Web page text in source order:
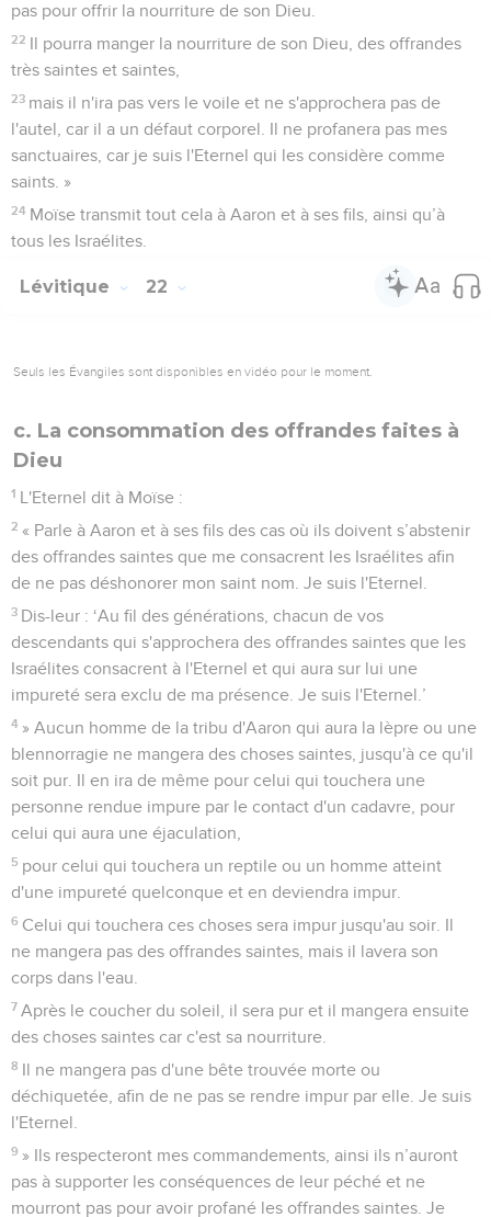
pas pour offrir la nourriture de son Dieu.
22 Il pourra manger la nourriture de son Dieu, des offrandes
très saintes et saintes,
23 mais il n'ira pas vers le voile et ne s'approchera pas de
l'autel, car il a un défaut corporel. Il ne profanera pas mes
sanctuaires, car je suis l'Eternel qui les considère comme
saints. »
24 Moïse transmit tout cela à Aaron et à ses fils, ainsi qu’à
tous les Israélites.
Lévitique 22
Seuls les Évangiles sont disponibles en vidéo pour le moment.
c. La consommation des offrandes faites à
Dieu
1 L'Eternel dit à Moïse :
2 « Parle à Aaron et à ses fils des cas où ils doivent s’abstenir
des offrandes saintes que me consacrent les Israélites afin
de ne pas déshonorer mon saint nom. Je suis l'Eternel.
3 Dis-leur : ‘Au fil des générations, chacun de vos
descendants qui s'approchera des offrandes saintes que les
Israélites consacrent à l'Eternel et qui aura sur lui une
impureté sera exclu de ma présence. Je suis l'Eternel.’
4 » Aucun homme de la tribu d'Aaron qui aura la lèpre ou une
blennorragie ne mangera des choses saintes, jusqu'à ce qu'il
soit pur. Il en ira de même pour celui qui touchera une
personne rendue impure par le contact d'un cadavre, pour
celui qui aura une éjaculation,
5 pour celui qui touchera un reptile ou un homme atteint
d'une impureté quelconque et en deviendra impur.
6 Celui qui touchera ces choses sera impur jusqu'au soir. Il
ne mangera pas des offrandes saintes, mais il lavera son
corps dans l'eau.
7 Après le coucher du soleil, il sera pur et il mangera ensuite
des choses saintes car c'est sa nourriture.
8 Il ne mangera pas d'une bête trouvée morte ou
déchiquetée, afin de ne pas se rendre impur par elle. Je suis
l'Eternel.
9 » Ils respecteront mes commandements, ainsi ils n’auront
pas à supporter les conséquences de leur péché et ne
mourront pas pour avoir profané les offrandes saintes. Je